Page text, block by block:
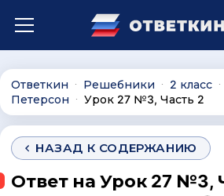
Ответкин ∙ Решебники ∙ 2 класс ∙
Петерсон ∙ Урок 27 №3, Часть 2
НАЗАД К СОДЕРЖАНИЮ
Ответ на Урок 27 №3,